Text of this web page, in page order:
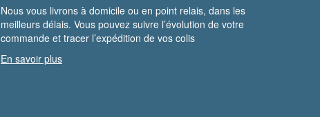
Nous vous livrons à domicile ou en point relais, dans les
meilleurs délais. Vous pouvez suivre l’évolution de votre
commande et tracer l’expédition de vos colis
En savoir plus